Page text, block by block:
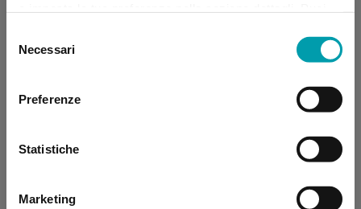
momento dalla Dichiarazione sui “
delNecessari
Preferenze
Statistiche
Marketing
Application error: a client-side exception has occurred (see the
browser console for more information)